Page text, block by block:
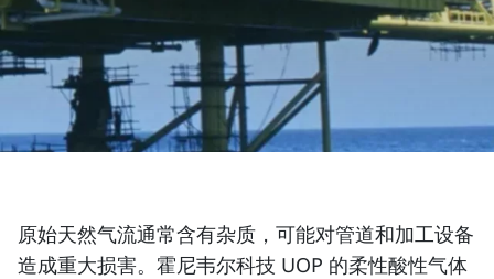
原始天然气流通常含有杂质，可能对管道和加工设备
造成重大损害。霍尼韦尔科技 UOP 的柔性酸性气体